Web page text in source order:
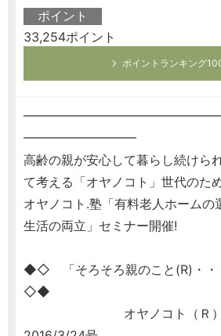
ポイント
33,254ポイント
ポイントランキング
━━━━━━━━━
高齢の親が安心して暮らし続けら
て考える「オヤノコト」世代のため
オヤノコト.塾「有料老人ホームの
生活の両立」セミナー開催!
◆◇ 「そろそろ親のこと(R)・・
◇◆
オヤノコト（Ｒ）